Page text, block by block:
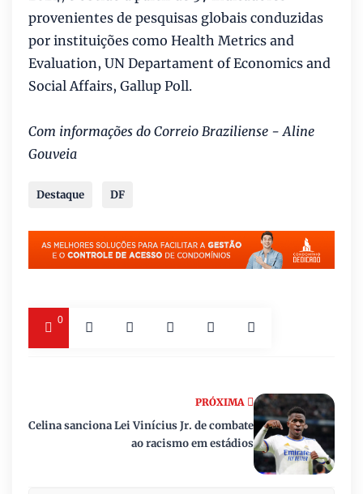
provenientes de pesquisas globais conduzidas
por instituições como Health Metrics and
Evaluation, UN Departament of Economics and
Social Affairs, Gallup Poll.
Com informações do Correio Braziliense - Aline
Gouveia
Destaque DF
0
PRÓXIMA
Celina sanciona Lei Vinícius Jr. de combate
ao racismo em estádios